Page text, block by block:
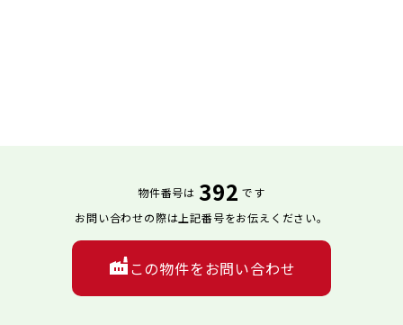
物件番号は 392 です
お問い合わせの際は上記番号をお伝えください。
この物件をお問い合わせ